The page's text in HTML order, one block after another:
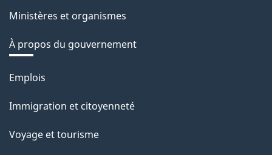
Ministères et organismes
À propos du gouvernement
Thèmes
sujets
Emplois
Immigration et citoyenneté
Voyage et tourisme